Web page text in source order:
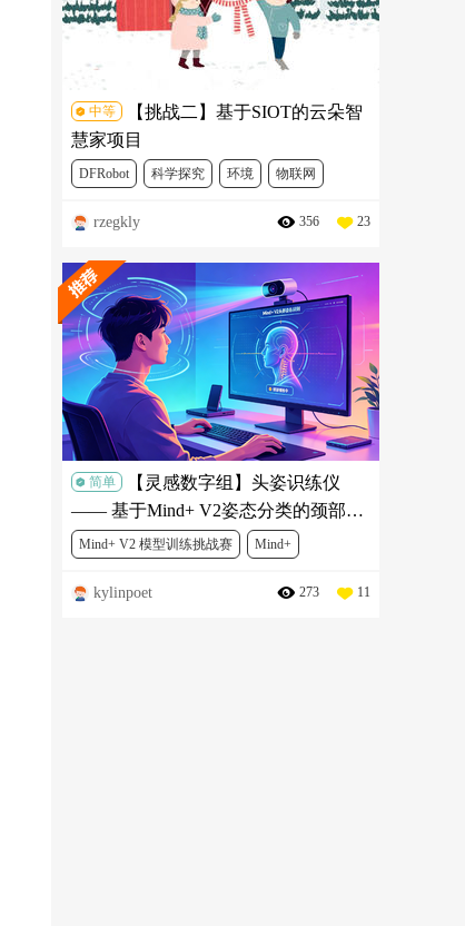
中等
【挑战二】基于SIOT的云朵智
慧家项目
DFRobot 科学探究 环境 物联网
创客武林争霸赛 KIT0130
MBT0014 DFR0067 FIT0668 FIT0656
SER0006 DFR0715 DFR0608
rzegkly 356 23
简单
【灵感数字组】头姿识练仪
—— 基于Mind+ V2姿态分类的颈部舒
缓锻炼项目
Mind+ V2 模型训练挑战赛 Mind+
人工智能
kylinpoet 273 11